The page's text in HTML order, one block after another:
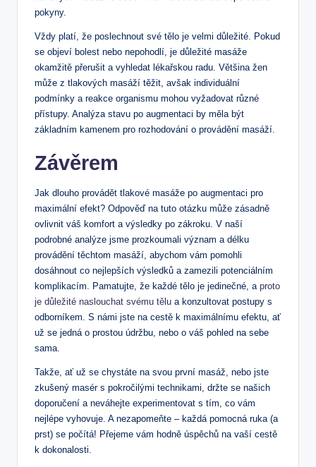
pokyny.
Vždy platí, že poslechnout své tělo je velmi důležité. Pokud
se objeví bolest nebo nepohodlí, je důležité masáže
okamžitě přerušit a vyhledat lékařskou radu. Většina žen
může z tlakových masáží těžit, avšak individuální
podmínky a reakce organismu mohou vyžadovat různé
přístupy. Analýza stavu po augmentaci by měla být
základním kamenem pro rozhodování o provádění masáží.
Závěrem
Jak dlouho provádět tlakové masáže po augmentaci pro
maximální efekt? Odpověď na tuto otázku může zásadně
ovlivnit váš komfort a výsledky po zákroku. V naší
podrobné analýze jsme prozkoumali význam a délku
provádění těchtom masáží, abychom vám pomohli
dosáhnout co nejlepších výsledků a zamezili potenciálním
komplikacím. Pamatujte, že každé tělo je jedinečné, a proto
je důležité naslouchat svému tělu a konzultovat postupy s
odborníkem. S námi jste na cestě k maximálnímu efektu, ať
už se jedná o prostou údržbu, nebo o váš pohled na sebe
sama.
Takže, ať už se chystáte na svou první masáž, nebo jste
zkušený masér s pokročilými technikami, držte se našich
doporučení a neváhejte experimentovat s tím, co vám
nejlépe vyhovuje. A nezapomeňte – každá pomocná ruka (a
prst) se počítá! Přejeme vám hodně úspěchů na vaší cestě
k dokonalosti.